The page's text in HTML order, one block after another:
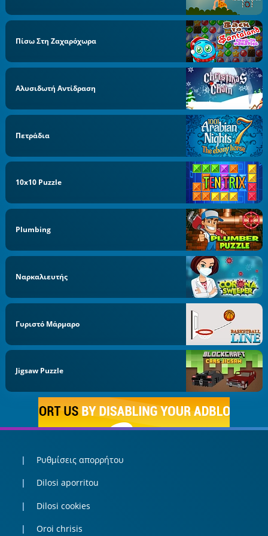
Πίσω Στη Ζαχαρόχωρα
Αλυσιδωτή Αντίδραση
Πετράδια
10x10 Puzzle
Plumbing
Ναρκαλιευτής
Γυριστό Μάρμαρο
Jigsaw Puzzle
Ρυθμίσεις απορρήτου
Dilosi aporritou
Dilosi cookies
Oroi chrisis